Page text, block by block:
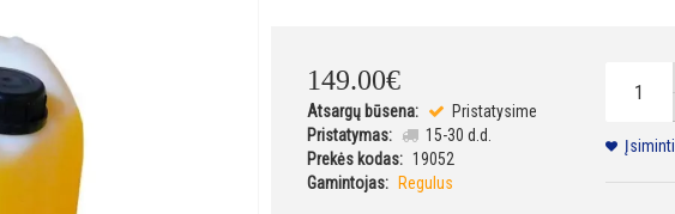
149.00€
Atsargų būsena:
Pristatysime
Pristatymas:
15-30 d.d.
Prekės kodas: 19052
Gamintojas:
Regulus
Įsiminti